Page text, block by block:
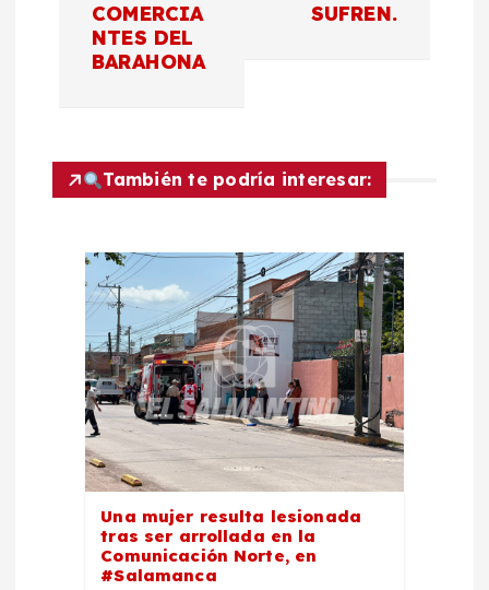
COMERCIA
NTES DEL
BARAHONA
SUFREN.
También te podría interesar:
Una mujer resulta lesionada
tras ser arrollada en la
Comunicación Norte, en
#Salamanca